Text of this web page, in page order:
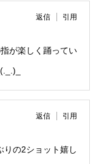
返信 引用
が楽しく踊ってい
返信 引用
りの2ショット嬉し